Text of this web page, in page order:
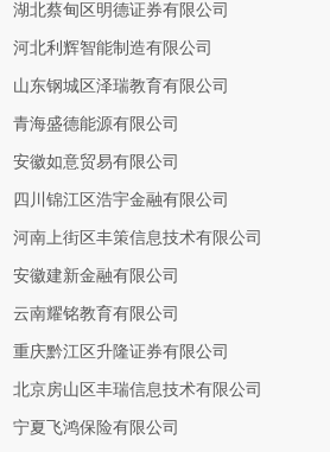
湖北蔡甸区明德证券有限公司
河北利辉智能制造有限公司
山东钢城区泽瑞教育有限公司
青海盛德能源有限公司
安徽如意贸易有限公司
四川锦江区浩宇金融有限公司
河南上街区丰策信息技术有限公司
安徽建新金融有限公司
云南耀铭教育有限公司
重庆黔江区升隆证券有限公司
北京房山区丰瑞信息技术有限公司
宁夏飞鸿保险有限公司